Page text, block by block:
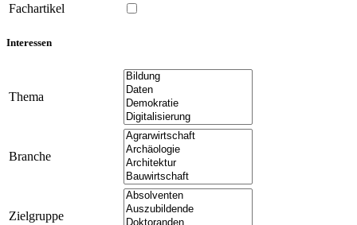
Fachartikel
Interessen
Thema
Branche
Zielgruppe